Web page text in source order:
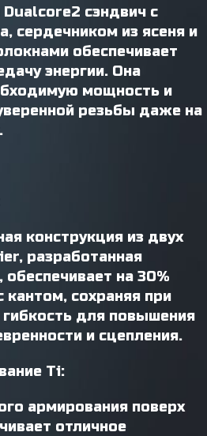
сэндвич с
сердечником из ясеня и
обеспечивает
энергии. Она
мощность и
резьбы даже на
конструкция из двух
разработанная
на 30%
кантом, сохраняя при
для повышения
и сцепления.
Ti:
армирования поверх
отличное